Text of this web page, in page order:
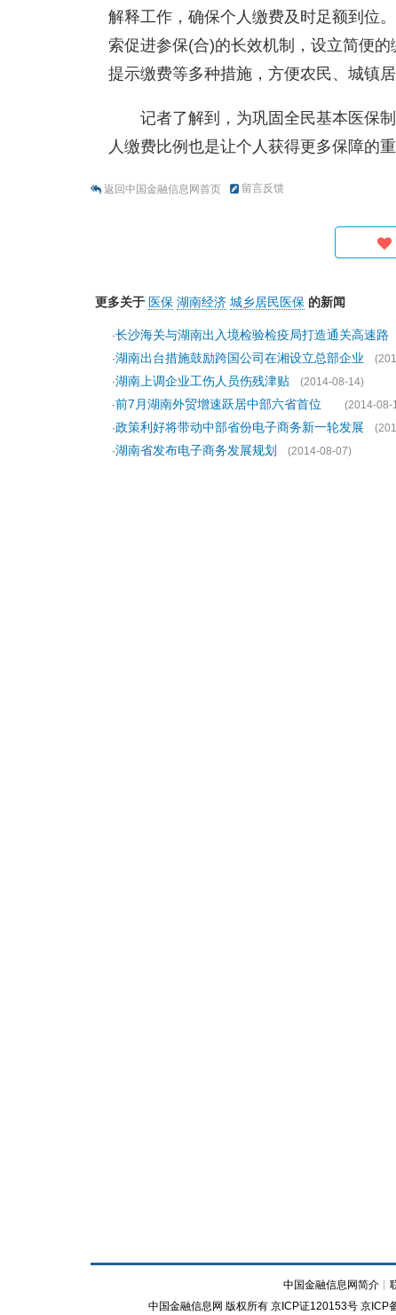
解释工作，确保个人缴费及时足额到位
索促进参保(合)的长效机制，设立简便
提示缴费等多种措施，方便农民、城镇
记者了解到，为巩固全民基本医保
人缴费比例也是让个人获得更多保障的
返回中国金融信息网首页 留言反馈
更多关于 医保 湖南经济 城乡居民医保 的新闻
·长沙海关与湖南出入境检验检疫局打造通关高速路
·湖南出台措施鼓励跨国公司在湘设立总部企业
·湖南上调企业工伤人员伤残津贴
(2014-08-14)
·前7月湖南外贸增速跃居中部六省首位
(2014-08-
·政策利好将带动中部省份电子商务新一轮发展
·湖南省发布电子商务发展规划 (2014-08-07)
中国金融信息网简介┊
中国金融信息网 版权所有 京ICP证120153号 京ICP